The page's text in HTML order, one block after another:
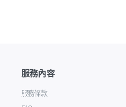
服務內容
服務條款